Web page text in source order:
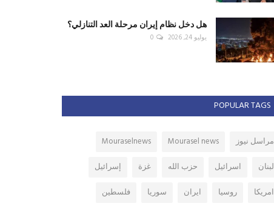
هل دخل نظام إيران مرحلة العد التنازلي؟
يوليو 24, 2026 0
POPULAR TAGS
مراسل نيوز Mourasel news
Mouraselnews
لبنان
اسرائيل حزب الله غزة
إسرائيل
امريكا
روسيا ايران سوريا
فلسطين